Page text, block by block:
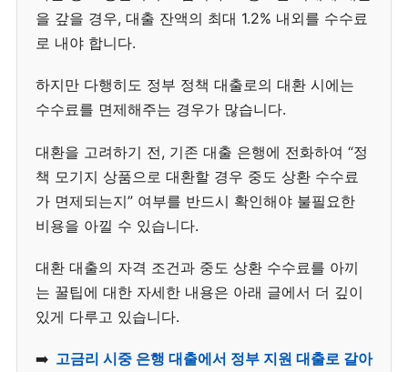
을 갚을 경우, 대출 잔액의 최대 1.2% 내외를 수수료
로 내야 합니다.
하지만 다행히도 정부 정책 대출로의 대환 시에는
수수료를 면제해주는 경우가 많습니다.
대환을 고려하기 전, 기존 대출 은행에 전화하여 “정
책 모기지 상품으로 대환할 경우 중도 상환 수수료
가 면제되는지” 여부를 반드시 확인해야 불필요한
비용을 아낄 수 있습니다.
대환 대출의 자격 조건과 중도 상환 수수료를 아끼
는 꿀팁에 대한 자세한 내용은 아래 글에서 더 깊이
있게 다루고 있습니다.
➡️ 고금리 시중 은행 대출에서 정부 지원 대출로 갈아